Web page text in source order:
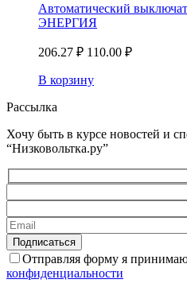
Автоматический
ЭНЕРГИЯ
206.27 ₽ 110.00 ₽
В корзину
Рассылка
Хочу быть в курсе новостей и
“Низковольтка.ру”
Отправляя форму я
конфиденциальности